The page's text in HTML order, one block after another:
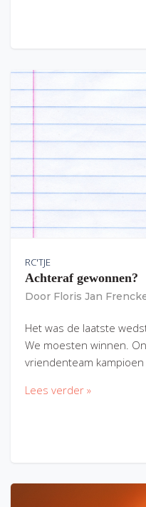
RC'TJE
Achteraf gewonnen?
Door Floris Jan
Het was de laatste
We moesten winnen.
vriendenteam kampioen
Lees verder »